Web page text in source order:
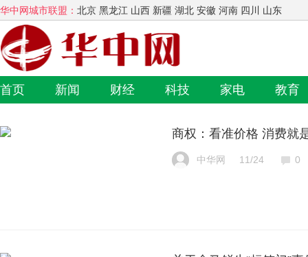
华中网城市联盟： 北京 黑龙江 山西 新疆 湖北 安徽 河南 四川 山东
首页 新闻 财经 科技 家电 教育
商权：看准价格 消费就
中华网 11/24 0